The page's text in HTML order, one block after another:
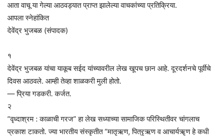
आता वाचू या गेल्या आठवड्यात प्राप्त झालेल्या वाचकांच्या प्रतिक्रिया.
आपला स्नेहांकित
देवेंद्र भुजबळ (संपादक)
१
देवेंद्र भुजबळ यांचा याकूब सईद यांच्यावरील लेख खूपच छान आहे. दूरदर्शनचे पूर्वीचे
दिवस आठवले. आम्ही तेव्हा शाळकरी मुली होतो.
— प्रिया गडकरी. कर्जत.
२
“वृध्दाश्रम : काळाची गरज” हा लेख सध्याच्या सामाजिक परिस्थितीवर चांगलाच
प्रकाश टाकतो. ज्या भारतीय संस्कृतीत “मातृऋण, पित्रृऋण व आचार्यॠण हे कधी